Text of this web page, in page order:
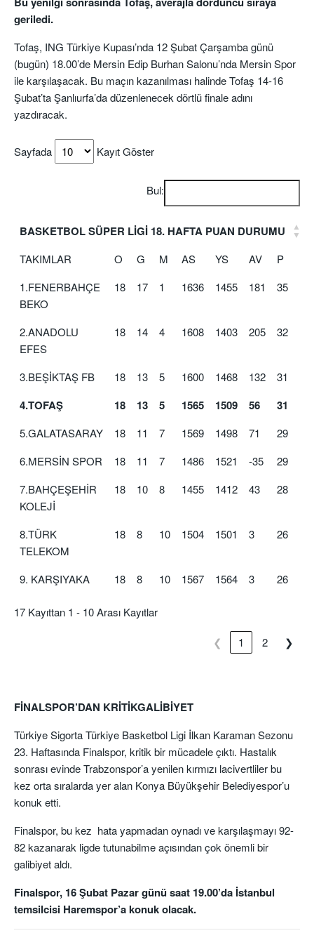
geriledi.
Tofaş, ING Türkiye Kupası’nda 12 Şubat Çarşamba günü
(bugün) 18.00’de Mersin Edip Burhan Salonu’nda Mersin Spor
ile karşılaşacak. Bu maçın kazanılması halinde Tofaş 14-16
Şubat’ta Şanlıurfa’da düzenlenecek dörtlü finale adını
yazdıracak.
Sayfada Kayıt Göster
Bul:
BASKETBOL SÜPER LİGİ 18. HAFTA PUAN DURUMU
TAKIMLAR O G M AS YS AV
P
1.FENERBAHÇE
BEKO
18 17 1 1636 1455 181 35
2.ANADOLU
EFES
18 14 4 1608 1403 205 32
3.BEŞİKTAŞ FB 18 13 5 1600 1468 132 31
4.TOFAŞ 18 13 5 1565 1509 56 31
5.GALATASARAY 18 11 7 1569 1498 71
29
6.MERSİN SPOR
18 11 7 1486 1521 -35
29
7.BAHÇEŞEHİR
KOLEJİ
18 10 8 1455 1412 43 28
8.TÜRK
TELEKOM
18 8 10 1504 1501 3 26
9. KARŞIYAKA 18 8 10 1567 1564 3 26
17 Kayıttan 1 - 10 Arası Kayıtlar
❮ 1 2 ❯
FİNALSPOR’DAN KRİTİKGALİBİYET
Türkiye Sigorta Türkiye Basketbol Ligi İlkan Karaman Sezonu
23. Haftasında Finalspor, kritik bir mücadele çıktı. Hastalık
sonrası evinde Trabzonspor’a yenilen kırmızı lacivertliler bu
kez orta sıralarda yer alan Konya Büyükşehir Belediyespor’u
konuk etti.
Finalspor, bu kez hata yapmadan oynadı ve karşılaşmayı 92-
82 kazanarak ligde tutunabilme açısından çok önemli bir
galibiyet aldı.
Finalspor, 16 Şubat Pazar günü saat 19.00’da İstanbul
temsilcisi Haremspor’a konuk olacak.